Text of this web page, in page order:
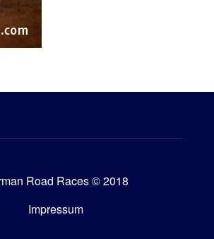
Road Races © 2018
Impressum